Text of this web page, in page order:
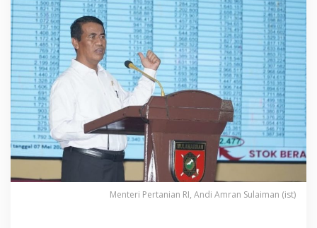
p
k
a
n
R
p
.
5
0
0
M
i
a
Menteri Pertanian RI, Andi Amran Sulaiman (ist)